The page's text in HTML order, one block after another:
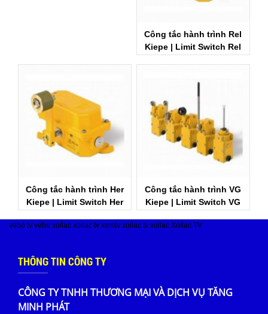
Công tắc hành trình Rel
Kiepe | Limit Switch Rel
Công tắc hành trình Her
Kiepe | Limit Switch Her
Công tắc hành trình VG
Kiepe | Limit Switch VG
vebo tv vebo xoilac xoilac tv xemtv xoilac tv xoilac Xoilac TV
THÔNG TIN CÔNG TY
CÔNG TY TNHH THƯƠNG MẠI VÀ DỊCH VỤ TĂNG
MINH PHÁT